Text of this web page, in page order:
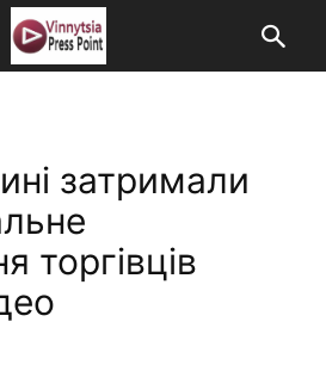
затримали
торгівців